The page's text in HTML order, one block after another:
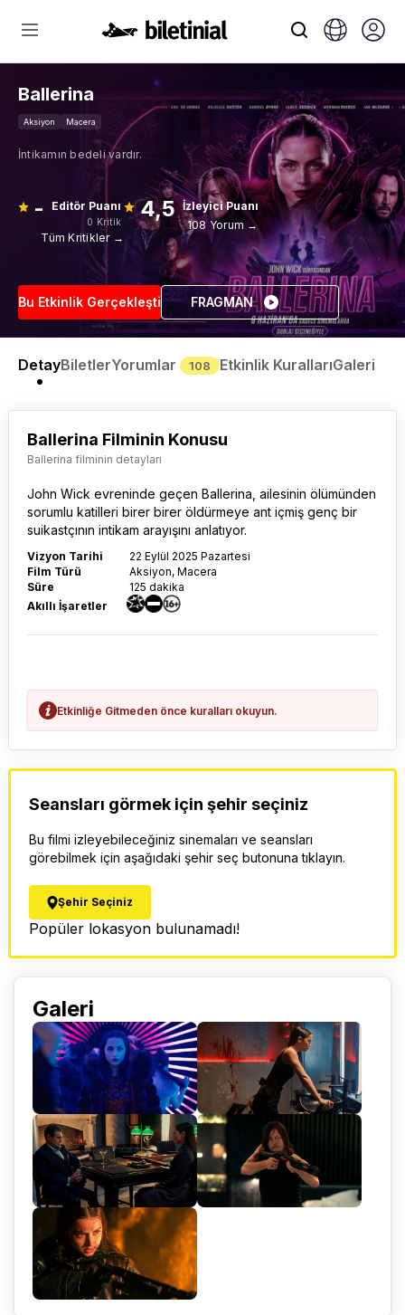
Ballerina
Aksiyon Macera
İntikamın bedeli vardır.
- Editör Puanı
0 Kritik
Tüm Kritikler →
4,5 İzleyici Puanı
108 Yorum →
Bu Etkinlik Gerçekleşti FRAGMAN
DetayBiletlerYorumlar 108 Etkinlik KurallarıGaleri
Ballerina Filminin Konusu
Ballerina filminin detayları
John Wick evreninde geçen Ballerina , ailesinin ölümünden
sorumlu katilleri birer birer öldürmeye ant içmiş genç bir
suikastçının intikam arayışını anlatıyor.
Vizyon Tarihi
22 Eylül 2025 Pazartesi
Film Türü
Aksiyon, Macera
Süre
125 dakika
Akıllı İşaretler
Etkinliğe Gitmeden önce kuralları okuyun.
Seansları görmek için şehir seçiniz
Bu filmi izleyebileceğiniz sinemaları ve seansları
görebilmek için aşağıdaki şehir seç butonuna tıklayın.
Şehir Seçiniz
Popüler lokasyon bulunamadı!
Galeri